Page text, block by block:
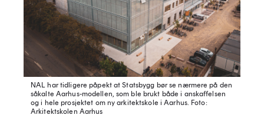
NAL har tidligere påpekt at Statsbygg bør se nærmere på den
såkalte Aarhus-modellen, som ble brukt både i anskaffelsen
og i hele prosjektet om ny arkitektskole i Aarhus. Foto:
Arkitektskolen Aarhus